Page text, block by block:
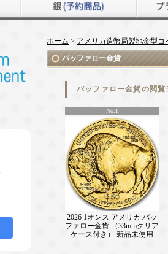
ホーム > アメリカ造幣局製地金型
バッファロー金貨
バッファロー金貨の閲覧
No.1
2026 1オンス アメリカ バッ
ファロー金貨 （33mmクリア
ケース付き） 新品未使用